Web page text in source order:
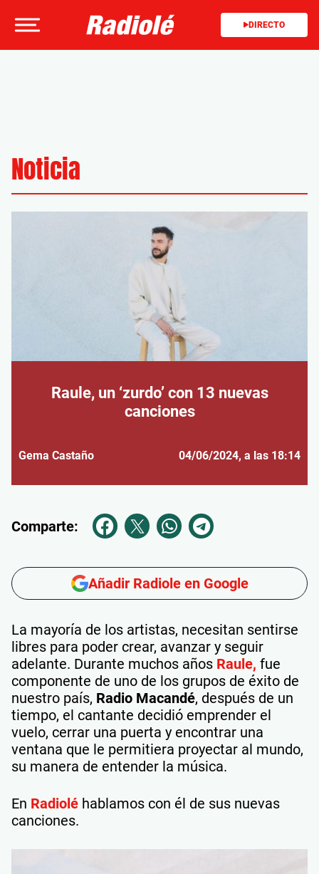
DIRECTO
Noticia
Raule, un ‘zurdo’ con 13 nuevas
canciones
Gema Castaño 04/06/2024, a las 18:14
Comparte:
Añadir Radiole en Google
La mayoría de los artistas, necesitan sentirse
libres para poder crear, avanzar y seguir
adelante. Durante muchos años Raule, fue
componente de uno de los grupos de éxito de
nuestro país, Radio Macandé, después de un
tiempo, el cantante decidió emprender el
vuelo, cerrar una puerta y encontrar una
ventana que le permitiera proyectar al mundo,
su manera de entender la música.
En Radiolé hablamos con él de sus nuevas
canciones.